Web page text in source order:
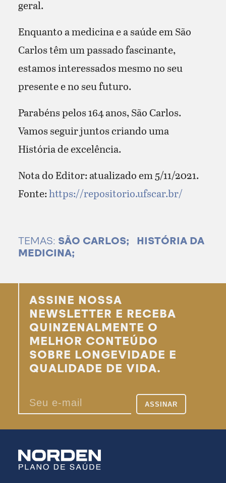
geral.
Enquanto a medicina e a saúde em São
Carlos têm um passado fascinante,
estamos interessados mesmo no seu
presente e no seu futuro.
Parabéns pelos 164 anos, São Carlos.
Vamos seguir juntos criando uma
História de excelência.
Nota do Editor: atualizado em 5/11/2021.
Fonte:https://repositorio.ufscar.br/
TEMAS: SÃO CARLOS;
HISTÓRIA DA
MEDICINA;
ASSINE NOSSA
NEWSLETTER E RECEBA
QUINZENALMENTE O
MELHOR CONTEÚDO
SOBRE LONGEVIDADE E
QUALIDADE DE VIDA.